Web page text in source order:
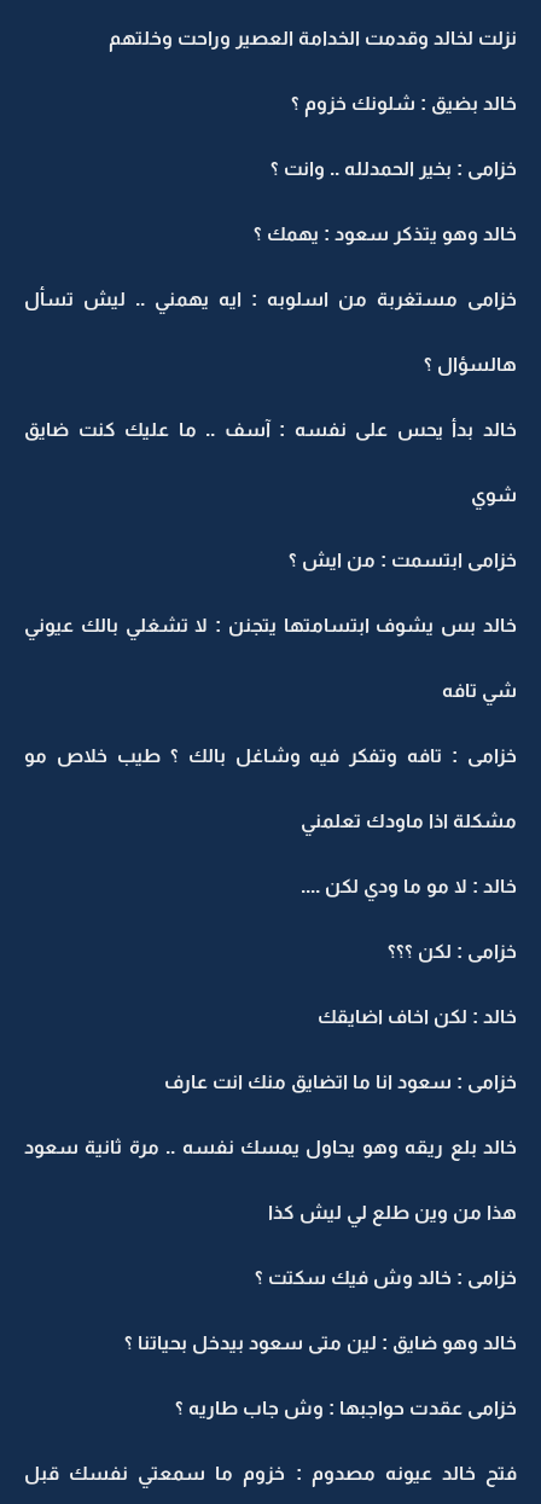
نزلت لخالد وقدمت الخدامة العصير وراحت وخلتهم
خالد بضيق : شلونك خزوم ؟
خزامى : بخير الحمدلله .. وانت ؟
خالد وهو يتذكر سعود : يهمك ؟
خزامى مستغربة من اسلوبه : ايه يهمني .. ليش تسأل
هالسؤال ؟
خالد بدأ يحس على نفسه : آسف .. ما عليك كنت ضايق
شوي
خزامى ابتسمت : من ايش ؟
خالد بس يشوف ابتسامتها يتجنن : لا تشغلي بالك عيوني
شي تافه
خزامى : تافه وتفكر فيه وشاغل بالك ؟ طيب خلاص مو
مشكلة اذا ماودك تعلمني
خالد : لا مو ما ودي لكن ....
خزامى : لكن ؟؟؟
خالد : لكن اخاف اضايقك
خزامى : سعود انا ما اتضايق منك انت عارف
خالد بلع ريقه وهو يحاول يمسك نفسه .. مرة ثانية سعود
هذا من وين طلع لي ليش كذا
خزامى : خالد وش فيك سكتت ؟
خالد وهو ضايق : لين متى سعود بيدخل بحياتنا ؟
خزامى عقدت حواجبها : وش جاب طاريه ؟
فتح خالد عيونه مصدوم : خزوم ما سمعتي نفسك قبل